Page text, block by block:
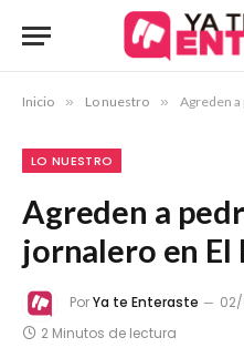
Inicio » Lo nuestro » Agreden a
LO NUESTRO
Agreden a
jornalero en El
PorYa te Enteraste
2 Minutos de lectura